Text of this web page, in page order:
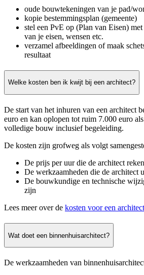
oude bouwtekeningen van je pad/
kopie bestemmingsplan (gemeente)
stel een PvE op (Plan van Eisen)
van je eisen, wensen etc.
verzamel afbeeldingen of maak
resultaat
Welke kosten ben ik kwijt bij een architect?
De start van het inhuren van een architect
euro en kan oplopen tot ruim 7.000 euro
volledige bouw inclusief begeleiding.
De kosten zijn grofweg als volgt
De prijs per uur die de architect
De werkzaamheden die de architect
De bouwkundige en technische
zijn
Lees meer over de kosten voor een architect
Wat doet een binnenhuisarchitect?
De werkzaamheden van